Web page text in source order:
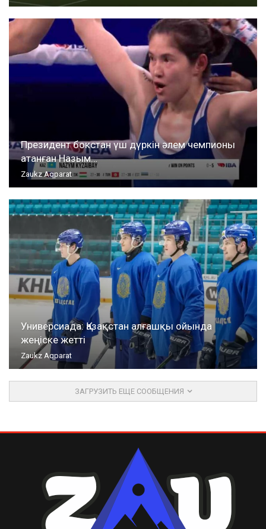
Президент бокстан үш дүркін әлем чемпионы
атанған Назым…
Zaukz Aqparat
Универсиада: Қазақстан алғашқы ойында
жеңіске жетті
Zaukz Aqparat
ЗАГРУЗИТЬ ЕЩЕ СООБЩЕНИЯ